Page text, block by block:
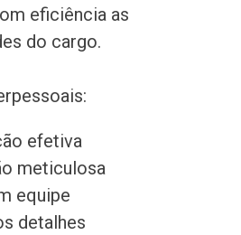
eficiência as
do cargo.
efetiva
meticulosa
equipe
detalhes